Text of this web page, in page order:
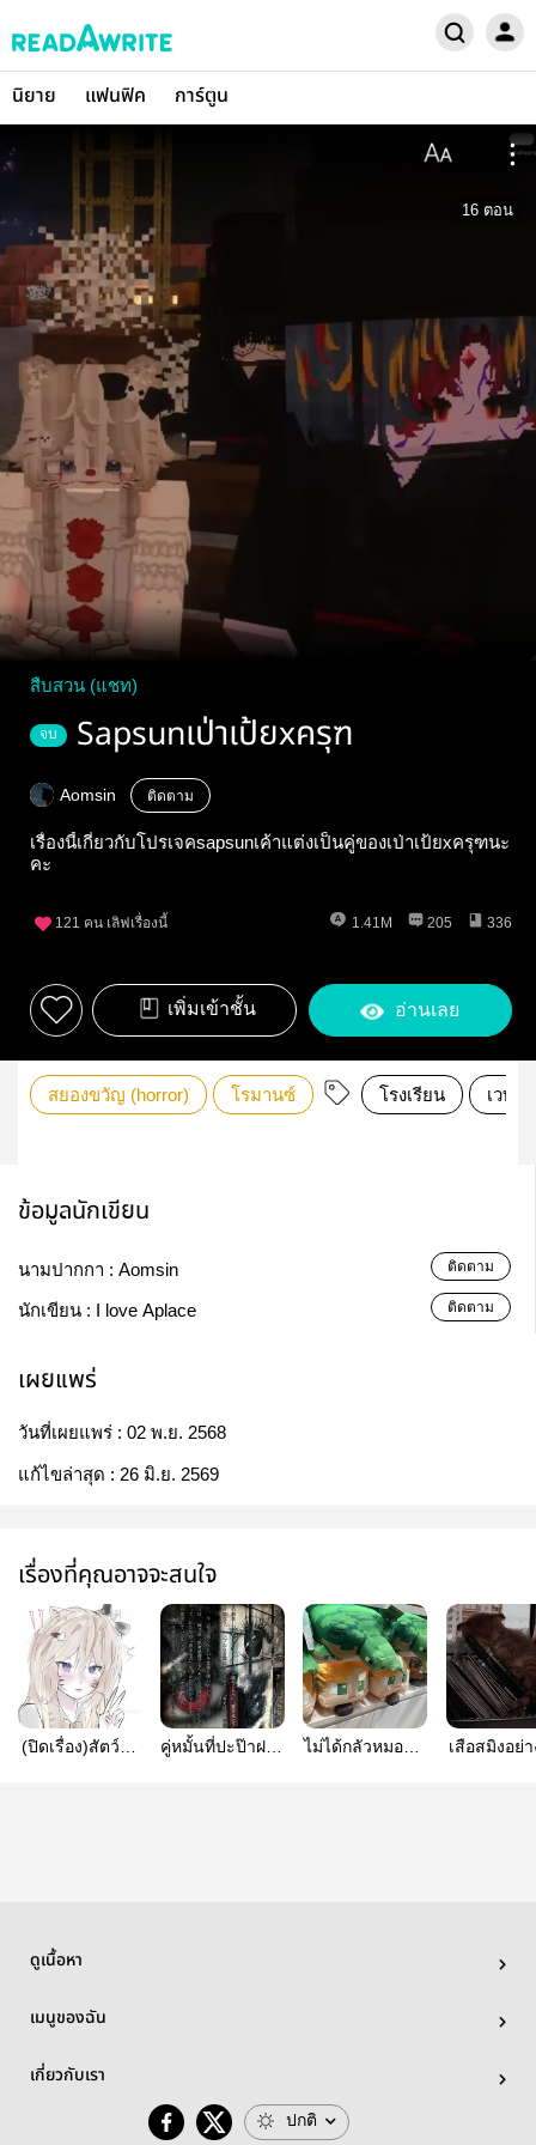
นิยาย แฟนฟิค การ์ตูน
16 ตอน
สืบสวน (แชท)
จบ Sapsunเป่าเป้ยxครุฑ
Aomsin ติดตาม
เรื่องนี้เกี่ยวกับโปรเจคsapsunเค้าแต่งเป็นคู่ของเป่าเป้ยxครุฑนะ
คะ
121 คน เลิฟเรื่องนี้ 1.41M 205 336
เพิ่มเข้าชั้น อ่านเลย
สยองขวัญ (horror) โรมานซ์ โรงเรียน เวทม
ข้อมูลนักเขียน
นามปากกา : Aomsin ติดตาม
นักเขียน : I love Aplace ติดตาม
เผยแพร่
วันที่เผยแพร่ : 02 พ.ย. 2568
แก้ไขล่าสุด : 26 มิ.ย. 2569
เรื่องที่คุณอาจจะสนใจ
(ปิดเรื่อง)สัตว์ใน
คู่หมั้นที่ปะป๊าฝาก
ไม่ได้กลัวหมอฟัน
เสือสมิงอย่า
ดูเนื้อหา
เมนูของฉัน
เกี่ยวกับเรา
ปกติ